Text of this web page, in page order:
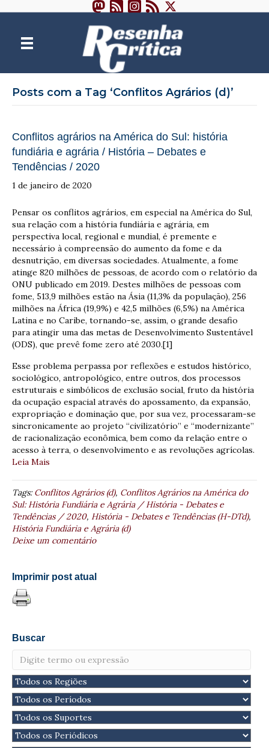
Posts com a Tag ‘Conflitos Agrários (d)’
Conflitos agrários na América do Sul: história
fundiária e agrária / História – Debates e
Tendências / 2020
1 de janeiro de 2020
Pensar os conflitos agrários, em especial na América do Sul,
sua relação com a história fundiária e agrária, em
perspectiva local, regional e mundial, é premente e
necessário à compreensão do aumento da fome e da
desnutrição, em diversas sociedades. Atualmente, a fome
atinge 820 milhões de pessoas, de acordo com o relatório da
ONU publicado em 2019. Destes milhões de pessoas com
fome, 513,9 milhões estão na Ásia (11,3% da população), 256
milhões na África (19,9%) e 42,5 milhões (6,5%) na América
Latina e no Caribe, tornando-se, assim, o grande desafio
para atingir uma das metas de Desenvolvimento Sustentável
(ODS), que prevê fome zero até 2030.[1]
Esse problema perpassa por reflexões e estudos histórico,
sociológico, antropológico, entre outros, dos processos
estruturais e simbólicos de exclusão social, fruto da história
da ocupação espacial através do apossamento, da expansão,
expropriação e dominação que, por sua vez, processaram-se
sincronicamente ao projeto “civilizatório” e “modernizante”
de racionalização econômica, bem como da relação entre o
acesso à terra, o desenvolvimento e as revoluções agrícolas.
Leia Mais
Tags:Conflitos Agrários (d), Conflitos Agrários na América do
Sul: História Fundiária e Agrária / História - Debates e
Tendências / 2020, História - Debates e Tendências (H-DTd),
História Fundiária e Agrária (d)
Deixe um comentário
Imprimir post atual
Buscar